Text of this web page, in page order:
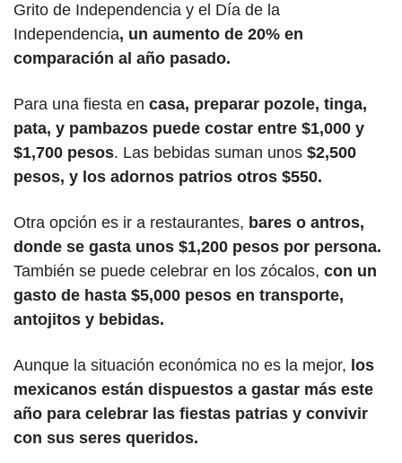
Grito de Independencia y el Día de la
Independencia, un aumento de 20% en
comparación al año pasado.
Para una fiesta en casa, preparar pozole, tinga,
pata, y pambazos puede costar entre $1,000 y
$1,700 pesos. Las bebidas suman unos $2,500
pesos, y los adornos patrios otros $550.
Otra opción es ir a restaurantes, bares o antros,
donde se gasta unos $1,200 pesos por persona.
También se puede celebrar en los zócalos, con un
gasto de hasta $5,000 pesos en transporte,
antojitos y bebidas.
Aunque la situación económica no es la mejor, los
mexicanos están dispuestos a gastar más este
año para celebrar las fiestas patrias y convivir
con sus seres queridos.